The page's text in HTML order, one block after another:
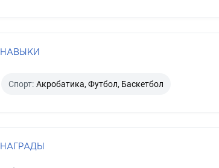
НАВЫКИ
Спорт: Акробатика, Футбол, Баскетбол
НАГРАДЫ